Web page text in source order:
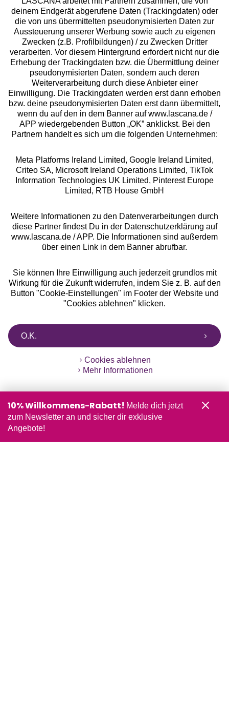
Services
Beratung
Über uns
Rechtliches
Alle Preise inkl. MwSt., zzgl.
Versandkosten
** Bonität vorausgesetzt, berechtigt zur Bonitätsprüfung
deinem Endgerät abgerufene Daten (Trackingdaten) oder
die von uns übermittelten pseudonymisierten Daten zur
Aussteuerung unserer Werbung sowie auch zu eigenen
Zwecken (z.B. Profilbildungen) / zu Zwecken Dritter
verarbeiten. Vor diesem Hintergrund erfordert nicht nur die
Erhebung der Trackingdaten bzw. die Übermittlung deiner
pseudonymisierten Daten, sondern auch deren
Weiterverarbeitung durch diese Anbieter einer
Einwilligung. Die Trackingdaten werden erst dann erhoben
bzw. deine pseudonymisierten Daten erst dann übermittelt,
wenn du auf den in dem Banner auf www.lascana.de /
APP wiedergebenden Button „OK” anklickst. Bei den
Partnern handelt es sich um die folgenden Unternehmen:
Meta Platforms Ireland Limited, Google Ireland Limited,
Criteo SA, Microsoft Ireland Operations Limited, TikTok
Information Technologies UK Limited, Pinterest Europe
Limited, RTB House GmbH
Weitere Informationen zu den Datenverarbeitungen durch
diese Partner findest Du in der Datenschutzerklärung auf
www.lascana.de / APP. Die Informationen sind außerdem
über einen Link in dem Banner abrufbar.
Sie können Ihre Einwilligung auch jederzeit grundlos mit
Wirkung für die Zukunft widerrufen, indem Sie z. B. auf den
Button "Cookie-Einstellungen" im Footer der Website und
"Cookies ablehnen" klicken.
O.K.
Cookies ablehnen
Mehr Informationen
10% Willkommens-Rabatt! Melde dich jetzt
zum Newsletter an und sicher dir exklusive
Angebote!